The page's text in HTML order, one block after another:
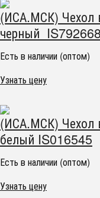
(ИСА.МСК) Чехол
черный IS792668
Есть в наличии (оптом)
Узнать цену
(ИСА.МСК) Чехол
белый IS016545
Есть в наличии (оптом)
Узнать цену